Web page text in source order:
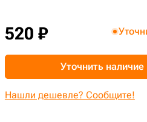
520 ₽
Уточнить наличие
Нашли дешевле? Сообщите!